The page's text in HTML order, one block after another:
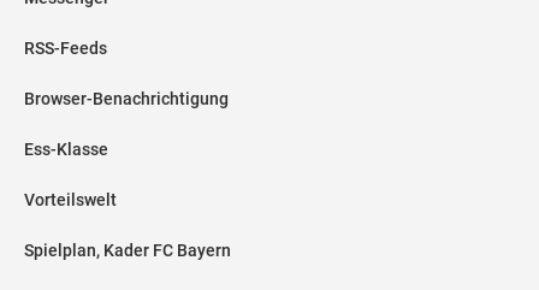
RSS-Feeds
Browser-Benachrichtigung
Ess-Klasse
Vorteilswelt
Spielplan, Kader FC Bayern